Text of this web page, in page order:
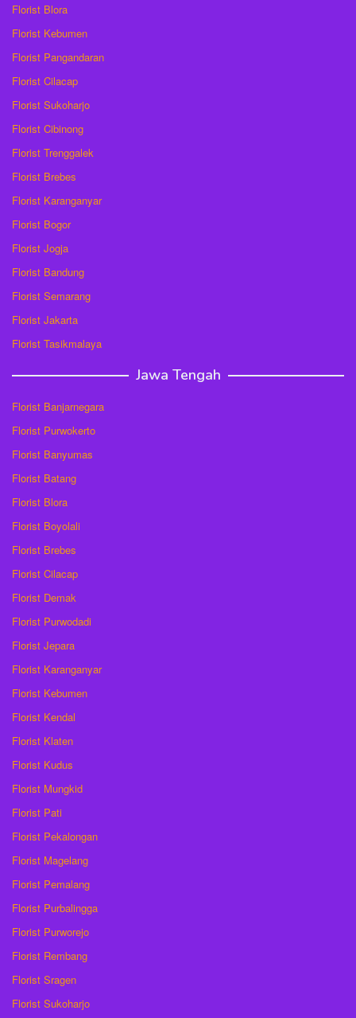
Florist Blora
Florist Kebumen
Florist Pangandaran
Florist Cilacap
Florist Sukoharjo
Florist Cibinong
Florist Trenggalek
Florist Brebes
Florist Karanganyar
Florist Bogor
Florist Jogja
Florist Bandung
Florist Semarang
Florist Jakarta
Florist Tasikmalaya
Jawa Tengah
Florist Banjarnegara
Florist Purwokerto
Florist Banyumas
Florist Batang
Florist Blora
Florist Boyolali
Florist Brebes
Florist Cilacap
Florist Demak
Florist Purwodadi
Florist Jepara
Florist Karanganyar
Florist Kebumen
Florist Kendal
Florist Klaten
Florist Kudus
Florist Mungkid
Florist Pati
Florist Pekalongan
Florist Magelang
Florist Pemalang
Florist Purbalingga
Florist Purworejo
Florist Rembang
Florist Sragen
Florist Sukoharjo